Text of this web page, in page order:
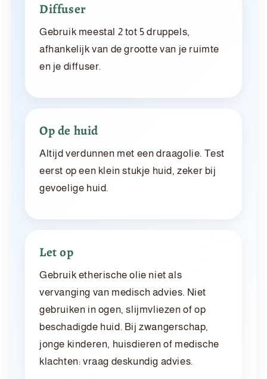
Diffuser
Gebruik meestal 2 tot 5 druppels,
afhankelijk van de grootte van je ruimte
en je diffuser.
Op de huid
Altijd verdunnen met een draagolie. Test
eerst op een klein stukje huid, zeker bij
gevoelige huid.
Let op
Gebruik etherische olie niet als
vervanging van medisch advies. Niet
gebruiken in ogen, slijmvliezen of op
beschadigde huid. Bij zwangerschap,
jonge kinderen, huisdieren of medische
klachten: vraag deskundig advies.